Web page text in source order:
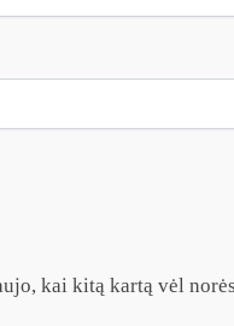
kai kitą kartą vėl